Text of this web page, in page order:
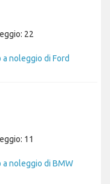
22
noleggio di Ford
11
noleggio di BMW